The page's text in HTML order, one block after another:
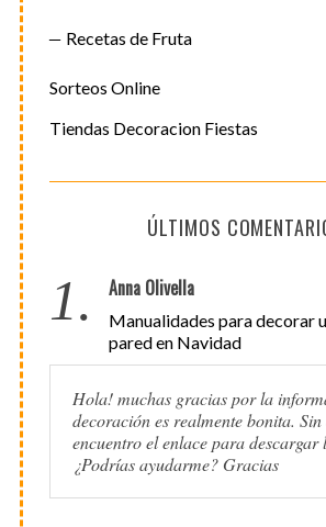
Recetas de Fruta
Sorteos Online
Tiendas Decoracion Fiestas
ÚLTIMOS
1. Anna Olivella
Manualidades para decorar
pared en Navidad
Hola! muchas gracias por la
decoración es realmente bonita.
encuentro el enlace para
¿Podrías ayudarme? Gracias